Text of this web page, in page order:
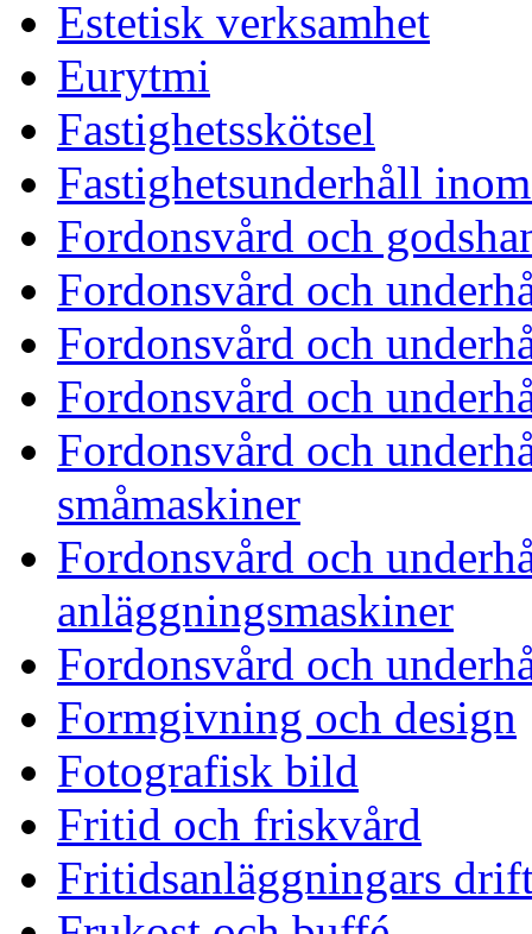
Estetisk verksamhet
Eurytmi
Fastighetsskötsel
Fastighetsunderhåll
Fordonsvård och
Fordonsvård och
Fordonsvård och
Fordonsvård och
Fordonsvård och
småmaskiner
Fordonsvård och
anläggningsmaskiner
Fordonsvård och
Formgivning och design
Fotografisk bild
Fritid och friskvård
Fritidsanläggningars